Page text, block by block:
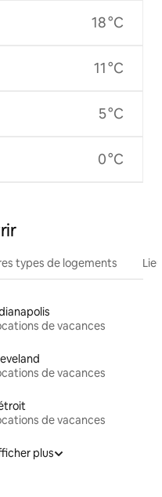
18 °C
11 °C
5 °C
0 °C
types de logements
de vacances
de vacances
de vacances
plus